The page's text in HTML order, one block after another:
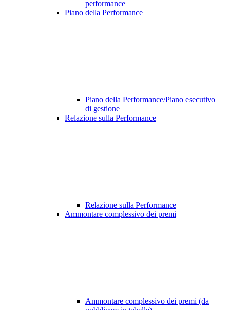
performance
Piano della Performance
Piano della Performance/Piano esecutivo
di gestione
Relazione sulla Performance
Relazione sulla Performance
Ammontare complessivo dei premi
Ammontare complessivo dei premi (da